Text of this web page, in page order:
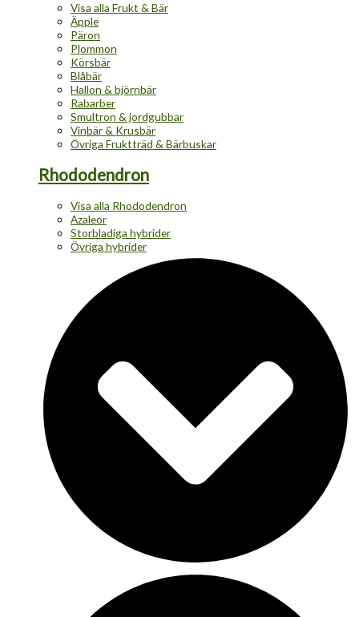
Visa alla Frukt & Bär
Äpple
Päron
Plommon
Körsbär
Blåbär
Hallon & björnbär
Rabarber
Smultron & jordgubbar
Vinbär & Krusbär
Övriga Fruktträd & Bärbuskar
Rhododendron
Visa alla Rhododendron
Azaleor
Storbladiga hybrider
Övriga hybrider